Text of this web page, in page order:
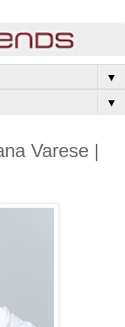
▼
▼
Varese |